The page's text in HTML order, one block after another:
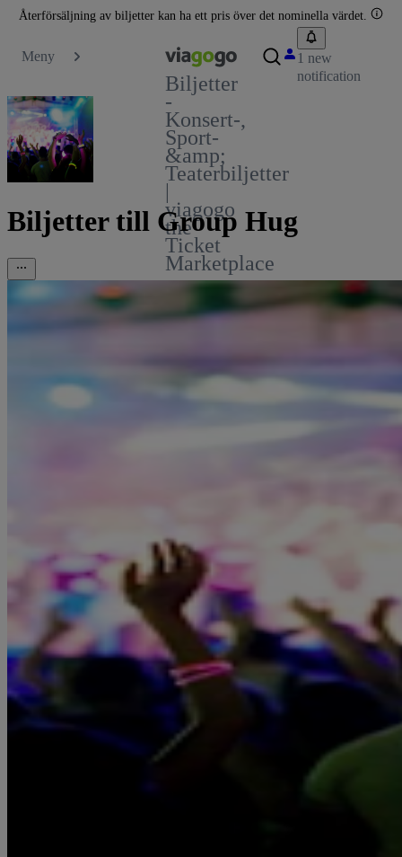
Återförsäljning av biljetter kan ha ett pris över det nominella värdet.
Meny
Biljetter
-
Konsert-,
Sport-
&amp;
Teaterbiljetter
|
viagogo
the
Ticket
Marketplace
1 new
notification
Biljetter till Group Hug